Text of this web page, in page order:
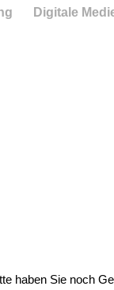
haben Sie noch
Digitale